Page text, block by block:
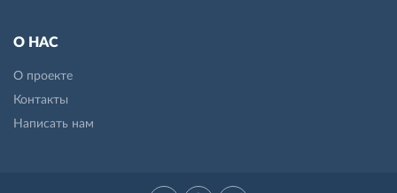
О НАС
О проекте
Контакты
Написать нам